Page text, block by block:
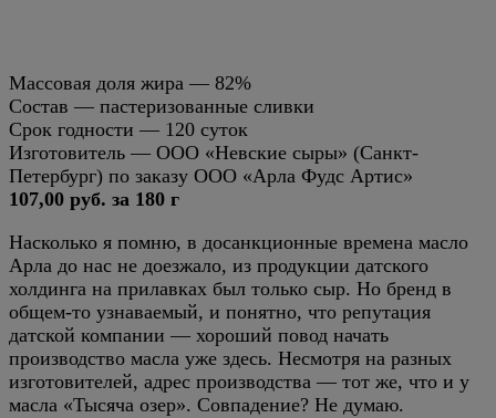
Массовая доля жира — 82%
Состав — пастеризованные сливки
Срок годности — 120 суток
Изготовитель — ООО «Невские сыры» (Санкт-
Петербург) по заказу ООО «Арла Фудс Артис»
107,00 руб. за 180 г
Насколько я помню, в досанкционные времена масло
Арла до нас не доезжало, из продукции датского
холдинга на прилавках был только сыр. Но бренд в
общем-то узнаваемый, и понятно, что репутация
датской компании — хороший повод начать
производство масла уже здесь. Несмотря на разных
изготовителей, адрес производства — тот же, что и у
масла «Тысяча озер». Совпадение? Не думаю.